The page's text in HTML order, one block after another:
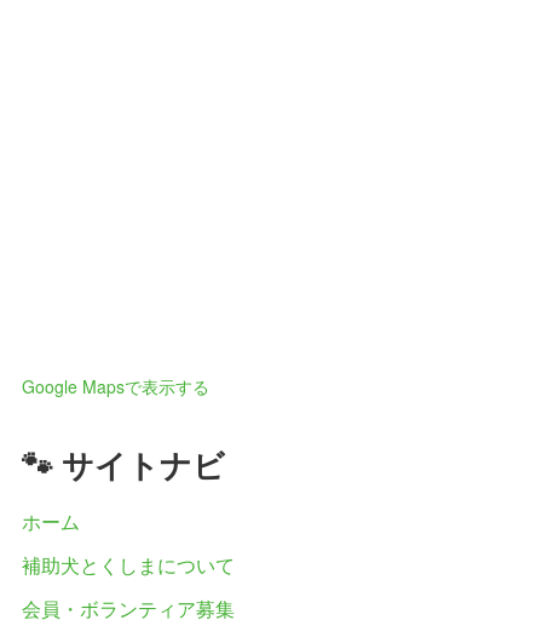
Google Mapsで表示する
🐾 サイトナビ
ホーム
補助犬とくしまについて
会員・ボランティア募集